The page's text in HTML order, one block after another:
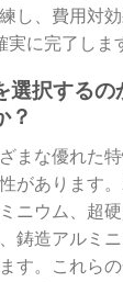
し、費用対
に完了しま
選択するの
？
まな優れた
があります。
ニウム、超
鋳造アルミ
す。これらの